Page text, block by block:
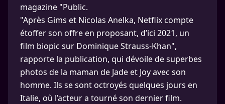
magazine "Public.
"Après Gims et Nicolas Anelka, Netflix compte
étoffer son offre en proposant, d’ici 2021, un
film biopic sur Dominique Strauss-Khan",
rapporte la publication, qui dévoile de superbes
photos de la maman de Jade et Joy avec son
homme. Ils se sont octroyés quelques jours en
Italie, où l’acteur a tourné son dernier film.